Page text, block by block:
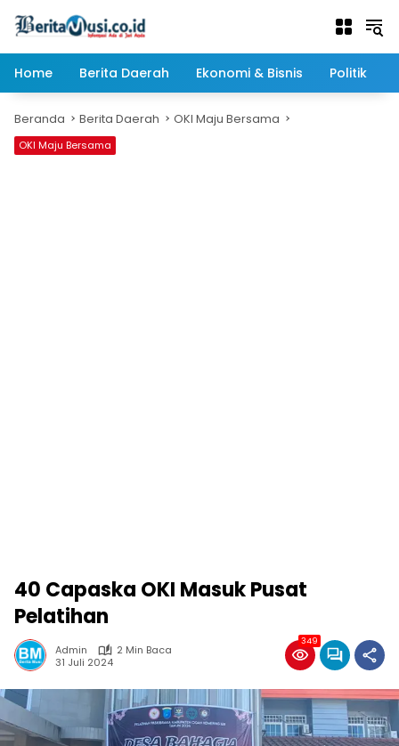
Home
Berita Daerah Ekonomi & Bisnis Politik
Beranda Berita Daerah OKI Maju Bersama
OKI Maju Bersama
40 Capaska OKI Masuk Pusat
Pelatihan
Admin
2 Min Baca
31 Juli 2024
349